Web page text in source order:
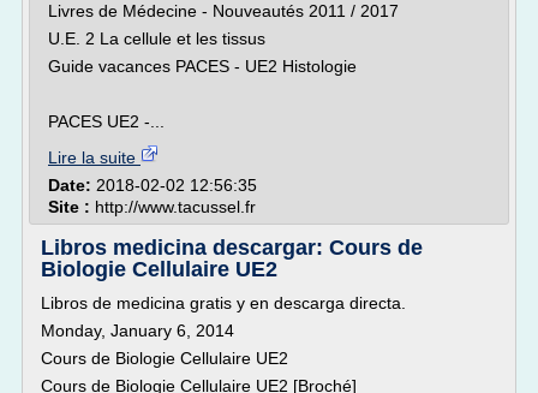
Livres de Médecine - Nouveautés 2011 / 2017
U.E. 2 La cellule et les tissus
Guide vacances PACES - UE2 Histologie
PACES UE2 -...
Lire la suite
Date: 2018-02-02 12:56:35
Site : http://www.tacussel.fr
Libros medicina descargar: Cours de
Biologie Cellulaire UE2
Libros de medicina gratis y en descarga directa.
Monday, January 6, 2014
Cours de Biologie Cellulaire UE2
Cours de Biologie Cellulaire UE2 [Broché]